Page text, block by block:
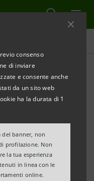
consenso
di inviare
e consente anche
da un sito web
ha la durata di 1
del banner, non
profilazione. Non
la tua esperienza
in linea con le
online.
raccolto
nel